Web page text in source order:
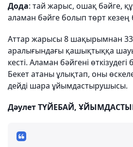
Дода: тай жарыс, ошақ бәйге,
аламан бәйге болып төрт кезең
Аттар жарысы 8 шақырымнан
аралығындағы қашықтыққа
кесті. Аламан бәйгені
Бекет атаны ұлықтап, оны
дейді шара ұйымдастырушысы.
Дәулет ТҮЙЕБАЙ,